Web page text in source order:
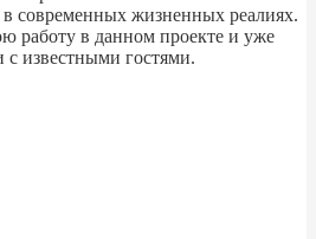
в современных жизненных реалиях.
работу в данном проекте и уже
с известными гостями.